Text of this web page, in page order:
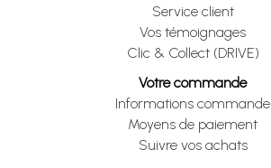
Service client
Vos témoignages
Clic & Collect (DRIVE)
Votre commande
Informations commande
Moyens de paiement
Suivre vos achats